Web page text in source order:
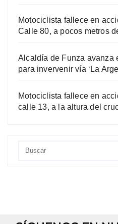
Motociclista fallece en
Calle 80, a pocos metros
Alcaldía de Funza avanza
para invervenir vía ‘La
Motociclista fallece en
calle 13, a la altura del